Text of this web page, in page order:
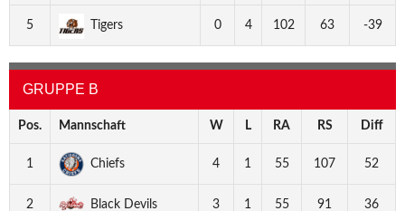
5 Tigers 0 4 102 63 -39
GRUPPE B
Pos. Mannschaft W L RA RS Diff
1 Chiefs 4 1 55 107 52
2 Black Devils 3 1 55 91 36